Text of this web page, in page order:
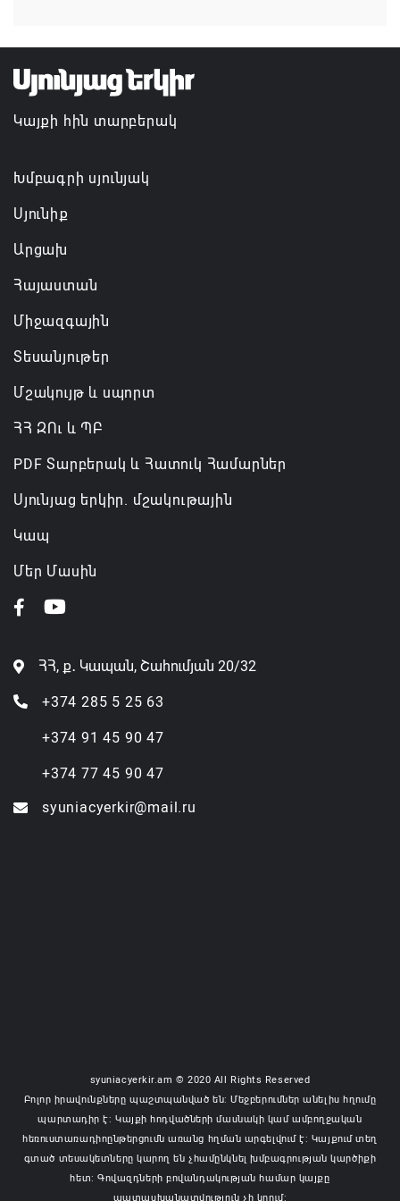
Ռուսաստանի բանակը «Իսկանդերով» հարվածել է
ուկրաինական գնացքին
07.08.2026 14:32
Կայքի հին տարբերակ
Խմբագրի սյունյակ
Սյունիք
Արցախ
Հայաստան
Միջազգային
Տեսանյութեր
Մշակույթ և սպորտ
ՀՀ ԶՈւ և ՊԲ
PDF Տարբերակ և Հատուկ Համարներ
Սյունյաց երկիր. մշակութային
Կապ
Մեր Մասին
ՀՀ, ք․ Կապան, Շահումյան 20/32
+374 285 5 25 63
+374 91 45 90 47
+374 77 45 90 47
syuniacyerkir@mail.ru
syuniacyerkir.am © 2020 All Rights Reserved
Բոլոր իրավունքները պաշտպանված են: Մեջբերումներ անելիս հղումը
պարտադիր է: Կայքի հոդվածների մասնակի կամ ամբողջական
հեռուստառադիոընթերցումն առանց հղման արգելվում է: Կայքում տեղ
գտած տեսակետները կարող են չհամընկնել խմբագրության կարծիքի
հետ: Գովազդների բովանդակության համար կայքը
պատասխանատվություն չի կրում: